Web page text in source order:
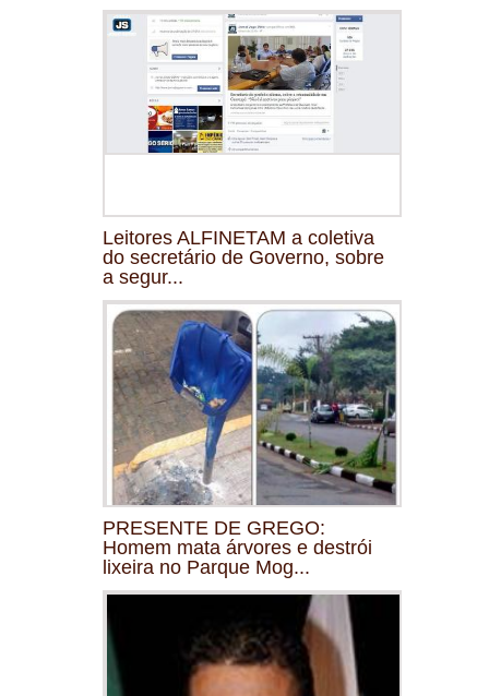
Leitores ALFINETAM a coletiva
do secretário de Governo, sobre
a segur...
PRESENTE DE GREGO:
Homem mata árvores e destrói
lixeira no Parque Mog...